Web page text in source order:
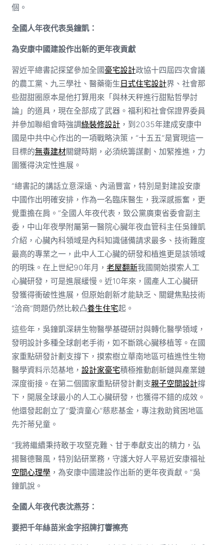
個。
全國人年夜代表吳鐘凱：
為安康中國建設作出新的更年夜貢獻
習近平總書記探望參加全國豪宅設計政協十四屆四次會議
的農工黨、九三學社、醫藥衛生日式住宅設計界、社會那
些甜甜圈原本是他打算用來「與林天秤進行甜點哲學討
論」的道具，現在全部成了武器。福利和社會保證界委員
并參加聯組會時強調綠裝修設計，到2035年建成安康中
國是中共中心作出的一項戰略決策，“十五五”是實現這一
目標的無毒建材關鍵時期，必須統籌謀劃、加緊推進，力
圖獲得決定性進展。
“總書記的講話立意深遠、內涵豐富，特別是對建設安康
中國作出明確安排，作為一名臨床醫生，我深感振奮，更
覺重擔在肩。”全國人年夜代表，致公黨廣東省委會副主
委，中山年夜學附屬第一醫院心臟年夜血管科主任吳鐘凱
介紹，心臟內科領域是內科知識儲備請求最多、技術難度
最高的專業之一，此中人工心臟的研發和植進更是該領域
的明珠。在上世紀90年月， 老屋翻新我國開始摸索人工
心臟研發，可是進展緩慢。近10年來，國產人工心臟研
發獲得衝破性進展，但原始創新才能缺乏、關鍵焦點技術
“洽商”問題仍然比較凸養生住宅起。
這些年，吳鐘凱深耕生物醫學基礎研討與轉化醫學領域，
發明設計多種全球創老手術，如不斷跳心臟移植等。在國
家重點研發計劃支撐下，摸索樹立華南地區可植進性生物
醫學資料示范基地， 設計家豪宅積極推動創新鏈與產業鏈
深度銜接。在第二個國家重點研發計劃支親子空間設計撐
下，開展全球最小的人工心臟研發，也獲得不錯的成效。
他還發起創立了“愛濟童心”慈悲基金，專注救助貧困地區
先芥蒂兒童。
“我將繼續秉持敢于攻堅克難、甘于奉獻支出的精力，弘
揚醫德醫風，特別鉆研業務，守護大好人平易近安康福祉
空間心理學，為安康中國建設作出新的更年夜貢獻。”吳
鐘凱說。
全國人年夜代表沈燕芬：
要把千年絲苗米金字招牌打響擦亮